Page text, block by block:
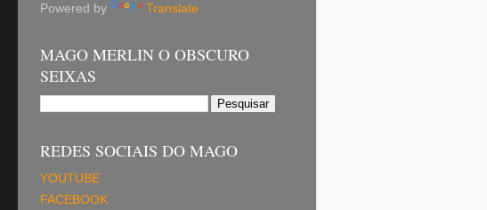
Powered by Translate
MAGO MERLIN O OBSCURO
SEIXAS
REDES SOCIAIS DO MAGO
YOUTUBE
FACEBOOK